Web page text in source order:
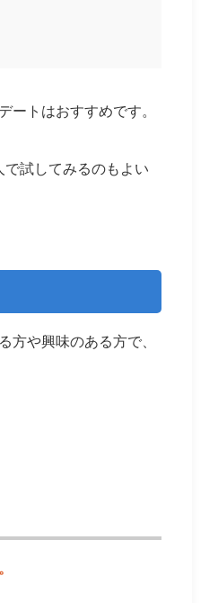
ートはおすすめです。
試してみるのもよい
方や興味のある方で、